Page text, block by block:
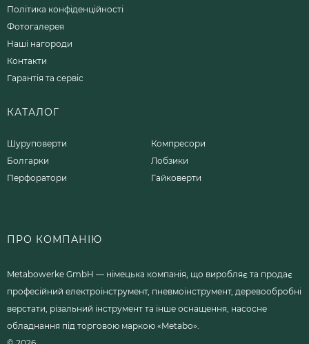
Політика конфіденційності
Фотогалерея
Наші нагороди
Контакти
Гарантія та сервіс
КАТАЛОГ
Шуруповерти
Болгарки
Перфоратори
Компресори
Лобзики
Гайковерти
ПРО КОМПАНІЮ
Metabowerke GmbH — німецька компанія, що виробляє та продає
професійний електроінструмент, пневмоінструмент, деревообробні
верстати, різальний інструмент та інше оснащення, насосне
обладнання під торговою маркою «Metabo».